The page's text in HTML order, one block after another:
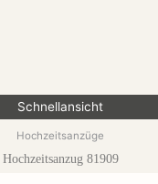
Schnellansicht
Hochzeitsanzüge
Hochzeitsanzug 81909